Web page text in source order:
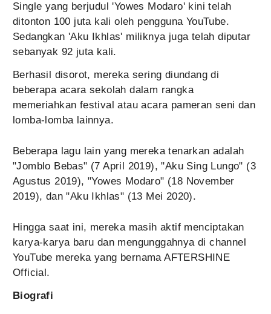
Single yang berjudul 'Yowes Modaro' kini telah
ditonton 100 juta kali oleh pengguna YouTube.
Sedangkan 'Aku Ikhlas' miliknya juga telah diputar
sebanyak 92 juta kali.
Berhasil disorot, mereka sering diundang di
beberapa acara sekolah dalam rangka
memeriahkan festival atau acara pameran seni dan
lomba-lomba lainnya.
Beberapa lagu lain yang mereka tenarkan adalah
"Jomblo Bebas" (7 April 2019), "Aku Sing Lungo" (3
Agustus 2019), "Yowes Modaro" (18 November
2019), dan "Aku Ikhlas" (13 Mei 2020).
Hingga saat ini, mereka masih aktif menciptakan
karya-karya baru dan mengunggahnya di channel
YouTube mereka yang bernama AFTERSHINE
Official.
Biografi